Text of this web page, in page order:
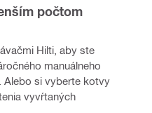
počtom
Hilti, aby ste
manuálneho
Alebo si vyberte kotvy
vyvŕtaných